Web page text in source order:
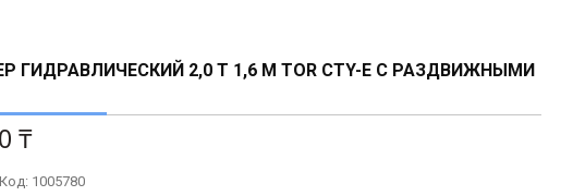
ГИДРАВЛИЧЕСКИЙ 2,0 Т 1,6 М TOR CTY-E С РАЗДВИЖНЫМИ
₸
Код: 1005780